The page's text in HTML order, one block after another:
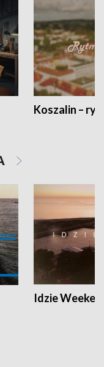
Koszalin –
Idzie